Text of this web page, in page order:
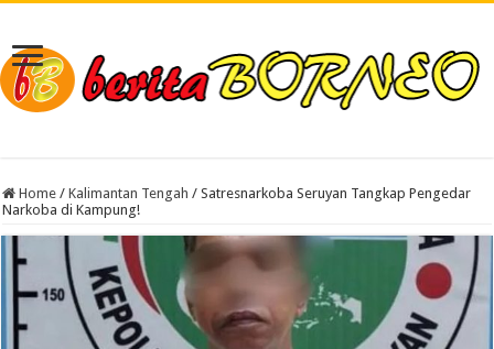
Home / Kalimantan Tengah / Satresnarkoba Seruyan Tangkap Pengedar
Narkoba di Kampung!